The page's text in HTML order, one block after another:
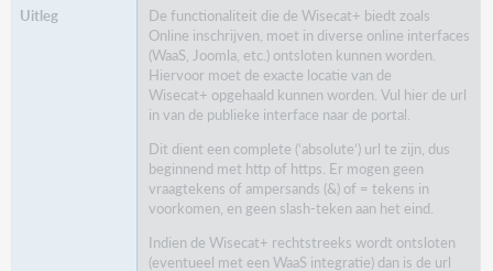
De functionaliteit die de Wisecat+ biedt zoals
Online inschrijven, moet in diverse online interfaces
(WaaS, Joomla, etc.) ontsloten kunnen worden.
Hiervoor moet de exacte locatie van de
Wisecat+ opgehaald kunnen worden. Vul hier de url
in van de publieke interface naar de portal.
Dit dient een complete (‘absolute’) url te zijn, dus
beginnend met http of https. Er mogen geen
vraagtekens of ampersands (&) of = tekens in
voorkomen, en geen slash-teken aan het eind.
Indien de Wisecat+ rechtstreeks wordt ontsloten
(eventueel met een WaaS integratie) dan is de url